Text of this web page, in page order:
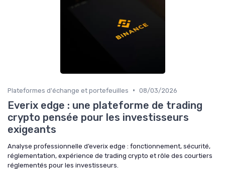
Plateformes d'échange et portefeuilles • 08/03/2026
Everix edge : une plateforme de trading
crypto pensée pour les investisseurs
exigeants
Analyse professionnelle d’everix edge : fonctionnement, sécurité,
réglementation, expérience de trading crypto et rôle des courtiers
réglementés pour les investisseurs.